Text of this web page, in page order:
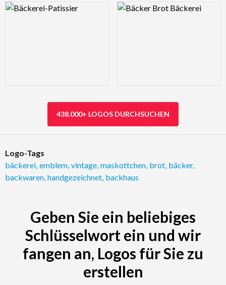
Logo Preview Image Logo Preview Image
438.000+ LOGOS DURCHSUCHEN
Logo-Tags
bäckerei emblem vintage maskottchen brot bäcker,
backwaren handgezeichnet backhaus
Geben Sie ein beliebiges
Schlüsselwort ein und wir
fangen an, Logos für Sie zu
erstellen